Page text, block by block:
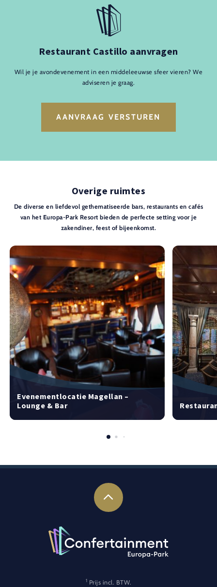
Restaurant Castillo aanvragen
Wil je je avondevenement in een middeleeuwse sfeer vieren? We
adviseren je graag.
AANVRAAG VERSTUREN
Overige ruimtes
De diverse en liefdevol gethematiseerde bars, restaurants en cafés
van het Europa-Park Resort bieden de perfecte setting voor je
zakendiner, feest of bijeenkomst.
Evenementlocatie Magellan –
Lounge & Bar
1 Prijs incl. BTW.